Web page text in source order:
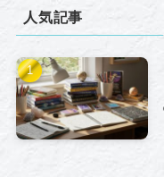
イ
ブ
人気記事